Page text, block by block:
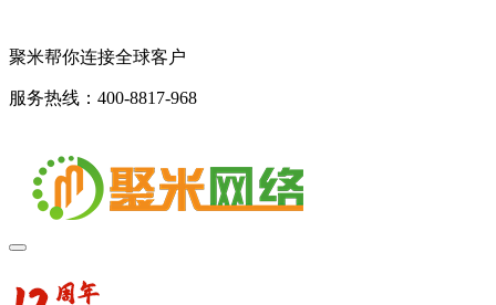
聚米帮你连接全球客户
服务热线：400-8817-968